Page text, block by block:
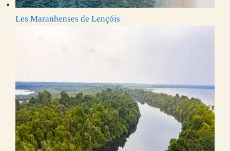
Les Maranhenses de Lençóis